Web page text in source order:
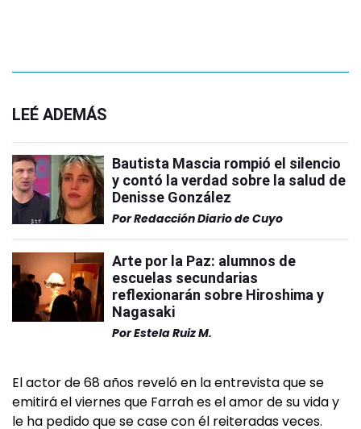
LEÉ ADEMÁS
Bautista Mascia rompió el silencio
y contó la verdad sobre la salud de
Denisse González
PorRedacción Diario de Cuyo
Arte por la Paz: alumnos de
escuelas secundarias
reflexionarán sobre Hiroshima y
Nagasaki
PorEstela Ruiz M.
El actor de 68 años reveló en la entrevista que se
emitirá el viernes que Farrah es el amor de su vida y
le ha pedido que se case con él reiteradas veces.